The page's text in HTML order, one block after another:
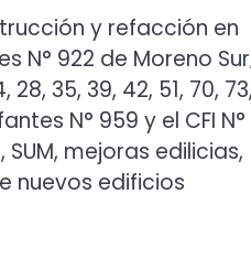
y refacción en
N° 922 de Moreno
35, 39, 42, 51, 70,
N° 959 y el CFI N°
mejoras edilicias,
nuevos edificios